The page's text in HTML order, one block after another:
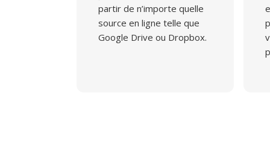
partir de n’importe quelle
source en ligne telle que
Google Drive ou Dropbox.